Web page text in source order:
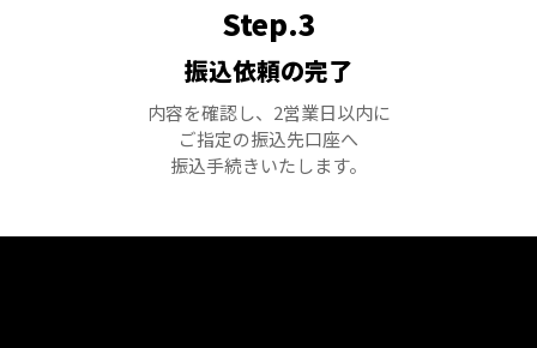
Step.3
振込依頼の完了
内容を確認し、2営業日以内に
ご指定の振込先口座へ
振込手続きいたします。